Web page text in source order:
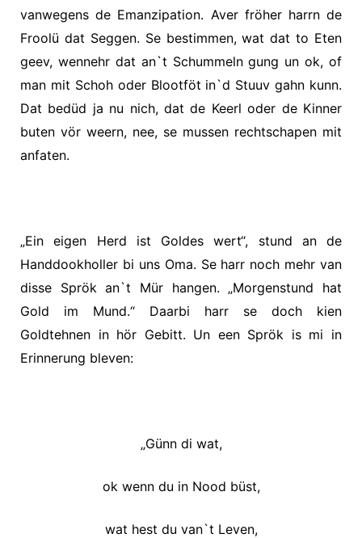
vanwegens de Emanzipation. Aver fröher harrn de
Froolü dat Seggen. Se bestimmen, wat dat to Eten
geev, wennehr dat an`t Schummeln gung un ok, of
man mit Schoh oder Blootföt in`d Stuuv gahn kunn.
Dat bedüd ja nu nich, dat de Keerl oder de Kinner
buten vör weern, nee, se mussen rechtschapen mit
anfaten.
„Ein eigen Herd ist Goldes wert“, stund an de
Handdookholler bi uns Oma. Se harr noch mehr van
disse Sprök an`t Mür hangen. „Morgenstund hat
Gold im Mund.“ Daarbi harr se doch kien
Goldtehnen in hör Gebitt. Un een Sprök is mi in
Erinnerung bleven:
„Günn di wat,
ok wenn du in Nood büst,
wat hest du van`t Leven,